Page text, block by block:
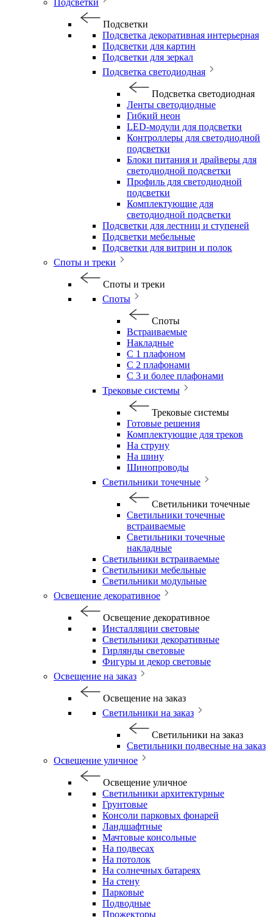
Подсветки
Подсветки
Подсветка декоративная интерьерная
Подсветки для картин
Подсветки для зеркал
Подсветка светодиодная
Подсветка светодиодная
Ленты светодиодные
Гибкий неон
LED-модули для подсветки
Контроллеры для светодиодной
подсветки
Блоки питания и драйверы для
светодиодной подсветки
Профиль для светодиодной
подсветки
Комплектующие для
светодиодной подсветки
Подсветки для лестниц и ступеней
Подсветки мебельные
Подсветки для витрин и полок
Споты и треки
Споты и треки
Споты
Споты
Встраиваемые
Накладные
С 1 плафоном
С 2 плафонами
С 3 и более плафонами
Трековые системы
Трековые системы
Готовые решения
Комплектующие для треков
На струну
На шину
Шинопроводы
Светильники точечные
Светильники точечные
Светильники точечные
встраиваемые
Светильники точечные
накладные
Светильники встраиваемые
Светильники мебельные
Светильники модульные
Освещение декоративное
Освещение декоративное
Инсталляции световые
Светильники декоративные
Гирлянды световые
Фигуры и декор световые
Освещение на заказ
Освещение на заказ
Светильники на заказ
Светильники на заказ
Светильники подвесные на заказ
Освещение уличное
Освещение уличное
Светильники архитектурные
Грунтовые
Консоли парковых фонарей
Ландшафтные
Мачтовые консольные
На подвесах
На потолок
На солнечных батареях
На стену
Парковые
Подводные
Прожекторы